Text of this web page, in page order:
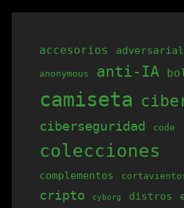
accesorios adversarial
anonymous anti-IA
camiseta
ciberseguridad code
colecciones
complementos
cripto cyborg distros